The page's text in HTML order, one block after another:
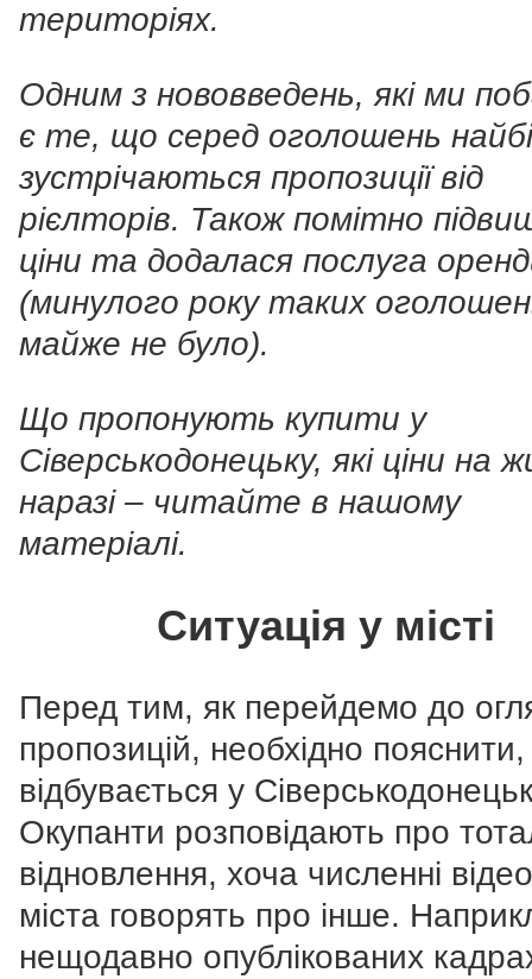
територіях.
Одним з нововведень, які ми
є те, що серед оголошень
зустрічаються пропозиції від
рієлторів. Також помітно
ціни та додалася послуга
(минулого року таких
майже не було).
Що пропонують купити у
Сіверськодонецьку, які ціни на
наразі – читайте в нашому
матеріалі.
Ситуація у місті
Перед тим, як перейдемо до
пропозицій, необхідно
відбувається у
Окупанти розповідають про
відновлення, хоча численні
міста говорять про інше.
нещодавно опублікованих